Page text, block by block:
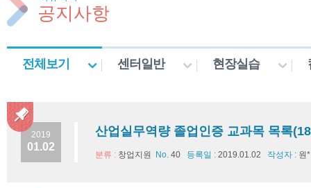
공지사항
전체보기 센터일반 현장실습
2019
01.02
산업실무역량 졸업인증 교과목 목록
분류 : 창업지원 No. 40 등록일 : 2019.01.02 작성자 : 원